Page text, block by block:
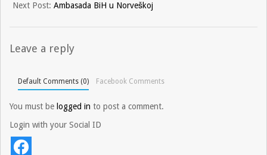
Next Post: Ambasada BiH u Norveškoj
Leave a reply
Default Comments (0) Facebook Comments
You must be logged in to post a comment.
Login with your Social ID